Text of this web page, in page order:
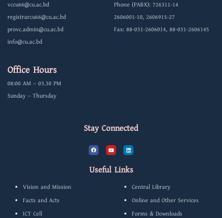
vccu66@cu.ac.bd
registrarcu66@cu.ac.bd
provc.admin@cu.ac.bd
info@cu.ac.bd
Phone (PABX): 726311-14
2606001-10, 2606915-27
Fax: 88-031-2606014, 88-031-2606145
Office Hours
08:00 AM – 03.30 PM
Sunday – Thursday
Stay Connected
F
a
c
b
o
Y
o
u
u
b
L
i
n
d
Useful Links
Vision and Mission
Facts and Acts
ICT Cell
Central Library
Online and Other Services
Forms & Downloads